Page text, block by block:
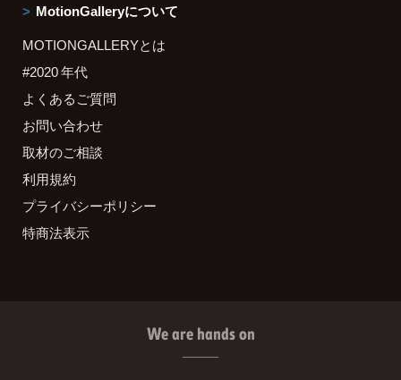
MotionGalleryについて
MOTIONGALLERYとは
#2020 年代
よくあるご質問
お問い合わせ
取材のご相談
利用規約
プライバシーポリシー
特商法表示
We are hands on